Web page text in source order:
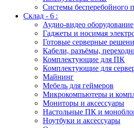
Системы бесперебойного
Склад - 6 :
Аудио-видео оборудование
Гаджеты и носимая
Готовые серверные
Кабели, разъёмы,
Комплектующие для ПК
Комплектующие для
Майнинг
Мебель для геймеров
Микрокомпьютеры и
Мониторы и аксессуары
Настольные ПК и
Ноутбуки и аксессуары